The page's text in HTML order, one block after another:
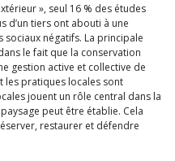
», seul 16 % des études
d’un tiers ont abouti à une
négatifs. La principale
le fait que la conservation
gestion active et collective de
les pratiques locales sont
jouent un rôle central dans la
peut être établie. Cela
restaurer et défendre